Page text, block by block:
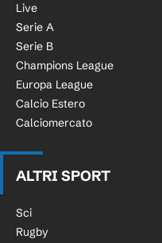
Live
Serie A
Serie B
Champions League
Europa League
Calcio Estero
Calciomercato
ALTRI SPORT
Sci
Rugby